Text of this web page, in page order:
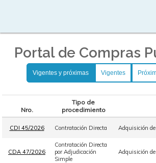
Portal de Compras
Vigentes y próximas Vigentes
Nro.
Tipo de
procedimiento
CDI 45/2026 Contratación Directa Adquisición
CDA 47/2026
Contratación Directa
por Adjudicación
Simple
Adquisición